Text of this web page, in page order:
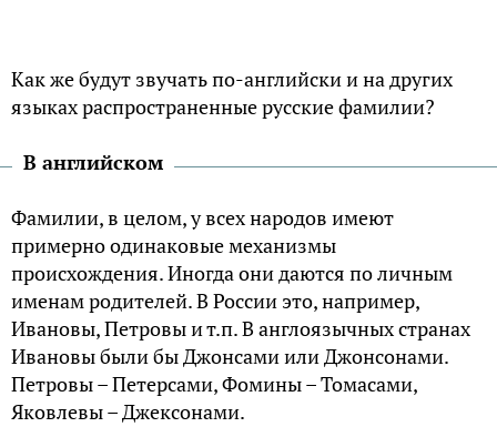
Как же будут звучать по-английски и на других
языках распространенные русские фамилии?
В английском
Фамилии, в целом, у всех народов имеют
примерно одинаковые механизмы
происхождения. Иногда они даются по личным
именам родителей. В России это, например,
Ивановы, Петровы и т.п. В англоязычных странах
Ивановы были бы Джонсами или Джонсонами.
Петровы – Петерсами, Фомины – Томасами,
Яковлевы – Джексонами.